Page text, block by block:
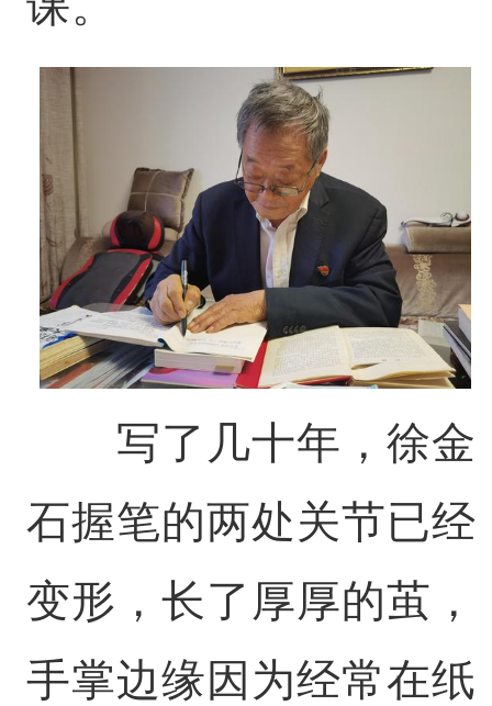
写了几十年，徐金
石握笔的两处关节已经
变形，长了厚厚的茧，
手掌边缘因为经常在纸